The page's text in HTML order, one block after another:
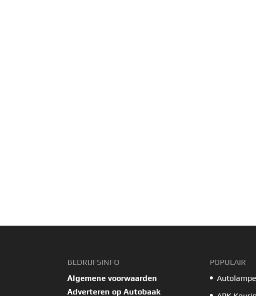
BEDRIJFSINFO
Algemene voorwaarden
Adverteren op Autobaak
POPULAIR